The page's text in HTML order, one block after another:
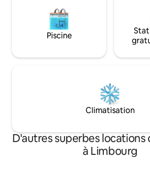
Piscine
Climatisation
D'autres superbes locations
à Limbourg